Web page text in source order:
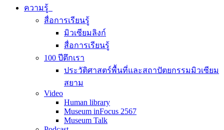
ความรู้
สื่อการเรียนรู้
มิวเซียมลิงก์
สื่อการเรียนรู้
100 ปีตึกเรา
ประวัติศาสตร์พื้นที่และสถาปัตยกรรมมิวเซียม
สยาม
Video
Human library
Museum inFocus 2567
Museum Talk